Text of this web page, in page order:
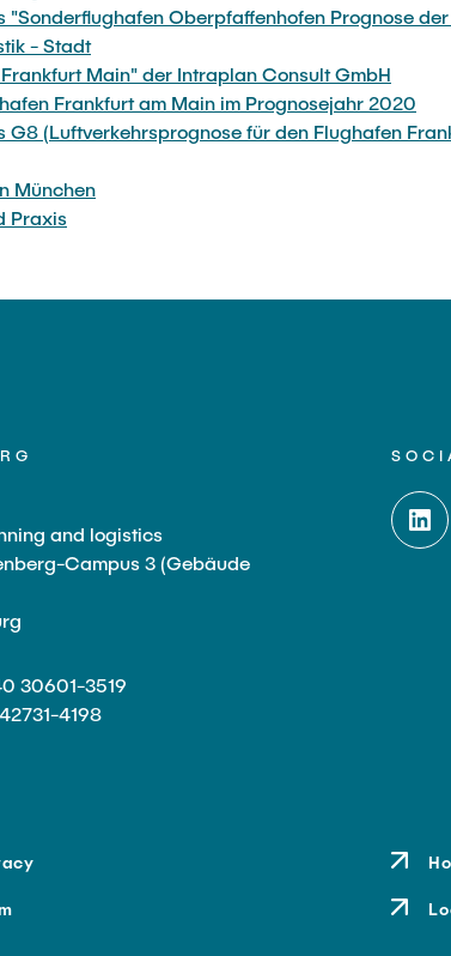
Oberpfaffenhofen Prognose
- Stadt
Main" der Intraplan Consult GmbH
Frankfurt am Main im Prognosejahr 2020
(Luftverkehrsprognose für den Flughafen
München
Praxis
and logistics
Campus 3 (Gebäude
30601-3519
4198